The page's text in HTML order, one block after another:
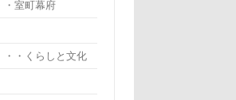
室町幕府
・くらしと文化